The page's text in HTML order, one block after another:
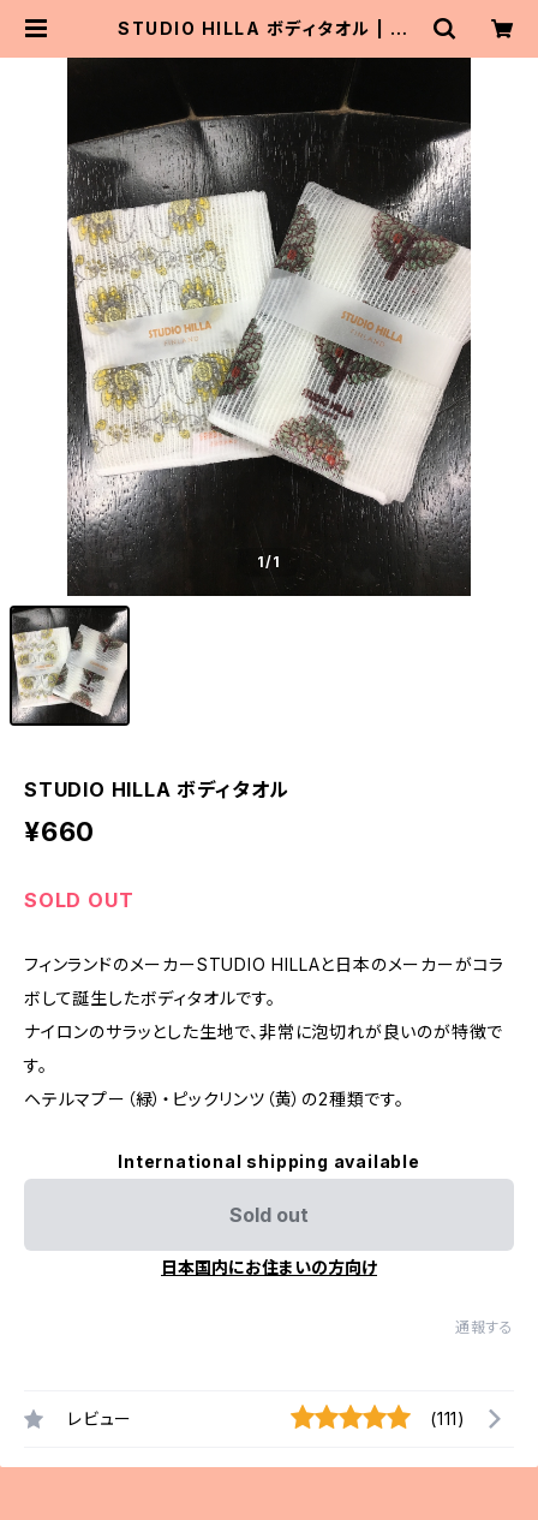
STUDIO HILLA ボディタオル | Ma
1/1
STUDIO HILLA ボディタオル
¥660
SOLD OUT
フィンランドのメーカーSTUDIO HILLAと日本のメーカーがコラ
ボして誕生したボディタオルです。
ナイロンのサラッとした生地で、非常に泡切れが良いのが特徴で
す。
ヘテルマプー（緑）・ピックリンツ（黄）の2種類です。
International shipping available
Sold out
日本国内にお住まいの方向け
通報する
レビュー (111)